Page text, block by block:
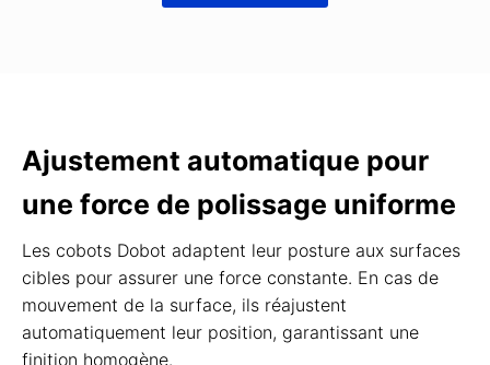
Ajustement automatique pour
une force de polissage uniforme
Les cobots Dobot adaptent leur posture aux surfaces
cibles pour assurer une force constante. En cas de
mouvement de la surface, ils réajustent
automatiquement leur position, garantissant une
finition homogène.